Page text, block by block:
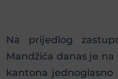
Na prijedlog
Mandžića danas je
kantona